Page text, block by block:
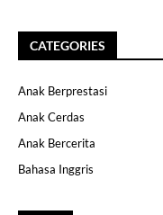
CATEGORIES
Anak Berprestasi
Anak Cerdas
Anak Bercerita
Bahasa Inggris